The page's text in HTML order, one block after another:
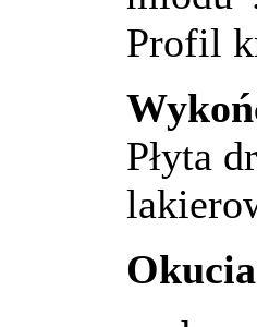
Profil
Płyta
Okucia